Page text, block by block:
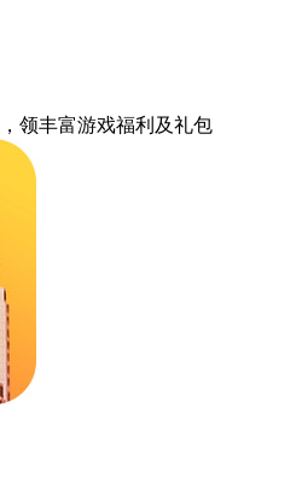
，领丰富游戏福利 及礼包